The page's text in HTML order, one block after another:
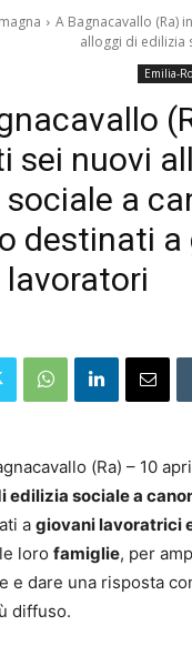
A Bagnacavallo (Ra)
alloggi di edilizia
Emilia-
sei nuovi
a
destinati a
lavoratori
(Ra) – 10
edilizia sociale a
a giovani lavoratrici
loro famiglie, per
e dare una risposta
diffuso.